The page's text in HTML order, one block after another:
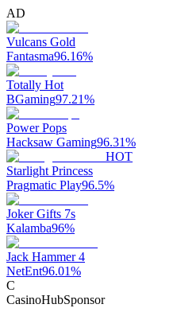
AD
Vulcans Gold
Fantasma96.16%
Totally Hot
BGaming97.21%
Power Pops
Hacksaw Gaming96.31%
HOT
Starlight Princess
Pragmatic Play96.5%
Joker Gifts 7s
Kalamba96%
Jack Hammer 4
NetEnt96.01%
C
CasinoHubSponsor